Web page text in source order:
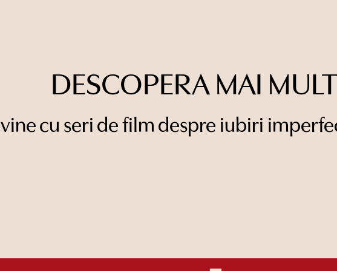
DESCOPERA MAI
cu seri de film despre iubiri